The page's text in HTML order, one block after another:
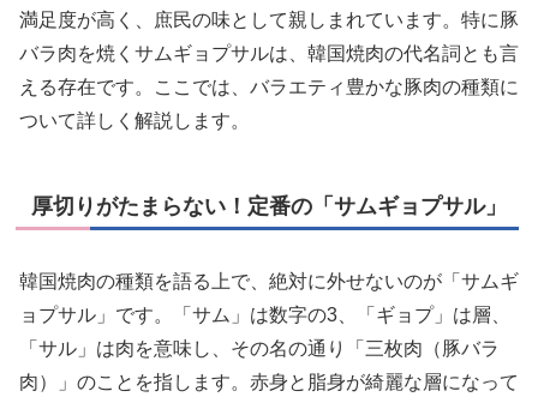
満足度が高く、庶民の味として親しまれています。特に豚
バラ肉を焼くサムギョプサルは、韓国焼肉の代名詞とも言
える存在です。ここでは、バラエティ豊かな豚肉の種類に
ついて詳しく解説します。
厚切りがたまらない！定番の「サムギョプサル」
韓国焼肉の種類を語る上で、絶対に外せないのが「サムギ
ョプサル」です。「サム」は数字の3、「ギョプ」は層、
「サル」は肉を意味し、その名の通り「三枚肉（豚バラ
肉）」のことを指します。赤身と脂身が綺麗な層になって